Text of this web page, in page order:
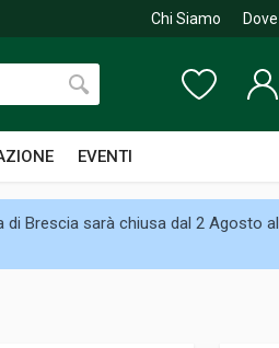
Chi Siamo
EVENTI
di Brescia sarà chiusa dal 2 Agosto